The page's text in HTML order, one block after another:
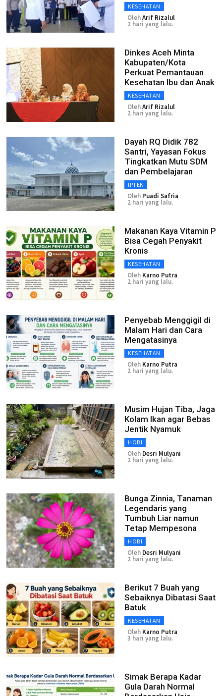
KESEHATAN
OlehArif Rizalul
2 hari yang lalu.
Dinkes Aceh Minta
Kabupaten/Kota
Perkuat Pemantauan
Kesehatan Ibu dan Anak
KESEHATAN
OlehArif Rizalul
2 hari yang lalu.
Dayah RQ Didik 782
Santri, Yayasan Fokus
Tingkatkan Mutu SDM
dan Pembelajaran
IPTEK
Oleh Puadi Safria
2 hari yang lalu.
Makanan Kaya Vitamin P
Bisa Cegah Penyakit
Kronis
KESEHATAN
Oleh Karno Putra
2 hari yang lalu.
Penyebab Menggigil di
Malam Hari dan Cara
Mengatasinya
KESEHATAN
Oleh Karno Putra
2 hari yang lalu.
Musim Hujan Tiba, Jaga
Kolam Ikan agar Bebas
Jentik Nyamuk
HOBI
Oleh Desri Mulyani
2 hari yang lalu.
Bunga Zinnia, Tanaman
Legendaris yang
Tumbuh Liar namun
Tetap Mempesona
HOBI
Oleh Desri Mulyani
2 hari yang lalu.
Berikut 7 Buah yang
Sebaiknya Dibatasi Saat
Batuk
KESEHATAN
Oleh Karno Putra
3 hari yang lalu.
Simak Berapa Kadar
Gula Darah Normal